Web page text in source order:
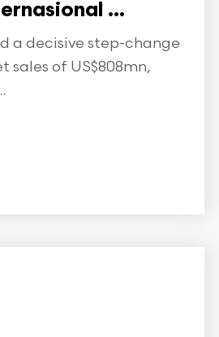
...
a decisive step-change
sales of US$808mn,